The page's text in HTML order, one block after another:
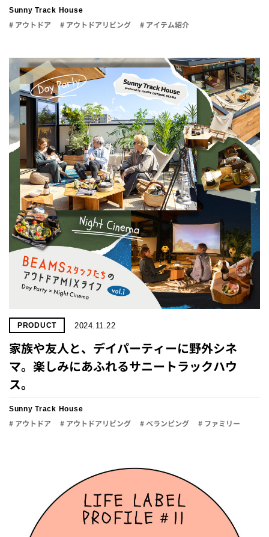
Sunny Track House
# アウトドア # アウトドアリビング # アイテム紹介
PRODUCT 2024.11.22
家族や友人と、デイパーティーに野外シネ
マ。楽しみにあふれるサニートラックハウ
ス。
Sunny Track House
# アウトドア # アウトドアリビング # ベランピング # ファミリー